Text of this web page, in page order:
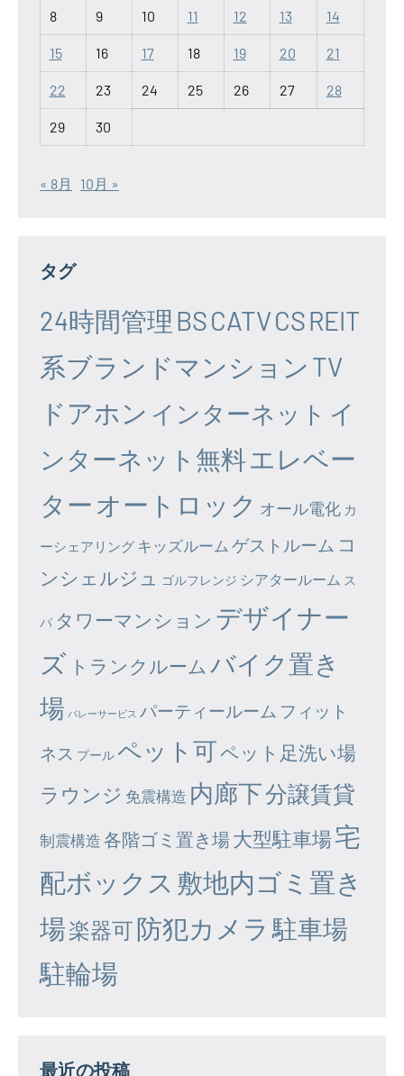
8 9 10 11 12 13 14
15 16 17 18 19 20 21
22 23 24 25 26 27 28
29 30
« 8月 10月 »
タグ
24時間管理 BSCATVCSREIT
系ブランドマンション TV
ドアホン インターネット イ
ンターネット無料エレベー
ター オートロック オール電化 カ
ーシェアリング キッズルーム ゲストルーム コ
ンシェルジュ
ゴルフレンジ シアタールーム ス
パ タワーマンション デザイナー
ズ トランクルーム バイク置き
場 バレーサービス パーティールーム フィット
ネス プール ペット可ペット足洗い場
ラウンジ 免震構造 内廊下分譲賃貸
制震構造 各階ゴミ置き場大型駐車場宅
配ボックス 敷地内ゴミ置き
場楽器可防犯カメラ 駐車場
駐輪場
最近の投稿